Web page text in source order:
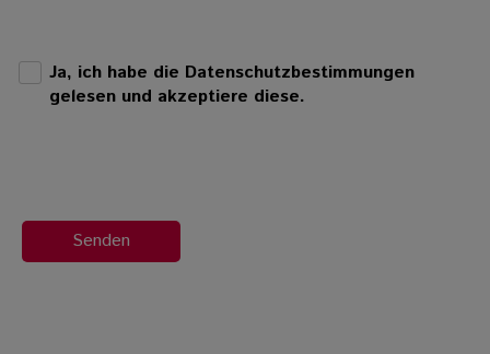
Ja, ich habe die Datenschutzbestimmungen
gelesen und akzeptiere diese.